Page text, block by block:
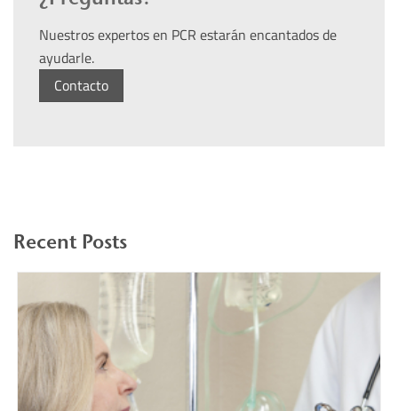
Nuestros expertos en PCR estarán encantados de
ayudarle.
Contacto
Recent Posts